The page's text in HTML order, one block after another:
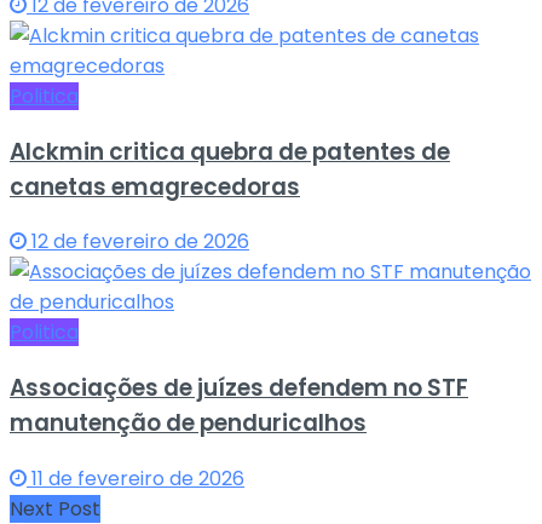
Politica
Alckmin critica quebra de patentes de
canetas emagrecedoras
12 de fevereiro de 2026
Politica
Associações de juízes defendem no STF
manutenção de penduricalhos
11 de fevereiro de 2026
Next Post